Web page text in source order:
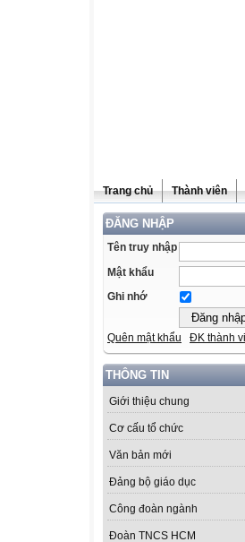
Trang chủ Thành viên
ĐĂNG NHẬP
Tên truy nhập
Mật khẩu
Ghi nhớ
Quên mật khẩu ĐK thành
THÔNG TIN
Giới thiệu chung
Cơ cấu tổ chức
Văn bản mới
Đảng bộ giáo dục
Công đoàn ngành
Đoàn TNCS HCM